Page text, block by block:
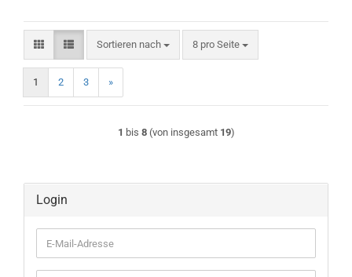
Sortieren nach
Sortieren nach 8 pro Seite
pro Seite
1 2 3 »
1 bis 8(von insgesamt 19)
Login
E-
Mail-
Adresse